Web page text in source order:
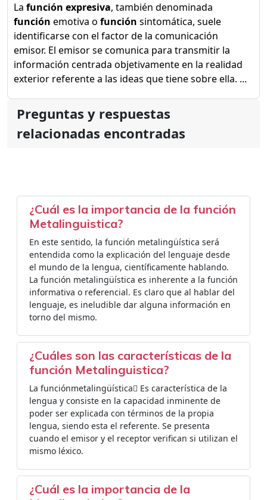
La función expresiva, también denominada
función emotiva o función sintomática, suele
identificarse con el factor de la comunicación
emisor. El emisor se comunica para transmitir la
información centrada objetivamente en la realidad
exterior referente a las ideas que tiene sobre ella. ...
Preguntas y respuestas
relacionadas encontradas
¿Cuál es la importancia de la función
Metalinguistica?
En este sentido, la función metalingüística será
entendida como la explicación del lenguaje desde
el mundo de la lengua, científicamente hablando.
La función metalingüística es inherente a la función
informativa o referencial. Es claro que al hablar del
lenguaje, es ineludible dar alguna información en
torno del mismo.
¿Cuáles son las características de la
función Metalinguistica?
La funciónmetalingüística Es característica de la
lengua y consiste en la capacidad inminente de
poder ser explicada con términos de la propia
lengua, siendo esta el referente. Se presenta
cuando el emisor y el receptor verifican si utilizan el
mismo léxico.
¿Cuál es la importancia de la